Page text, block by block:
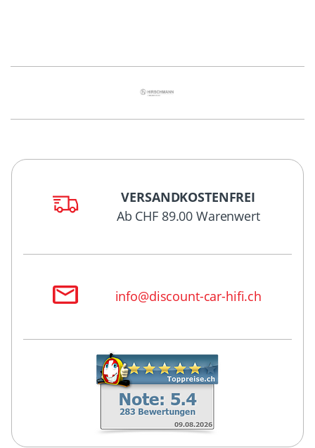
VERSANDKOSTENFREI
Ab CHF 89.00 Warenwert
info@discount-car-hifi.ch